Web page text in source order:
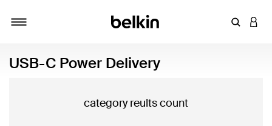
Saisir
USB-C Power Delivery
category reults count